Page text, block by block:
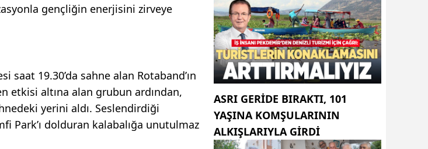
gençliğin enerjisini zirveye
saat 19.30’da sahne alan Rotaband’ın
etkisi altına alan grubun ardından,
yerini aldı. Seslendirdiği
Park’ı dolduran kalabalığa unutulmaz
ASRI GERIDE BIRAKTI, 101
YAŞINA KOMŞULARININ
ALKIŞLARIYLA GIRDI